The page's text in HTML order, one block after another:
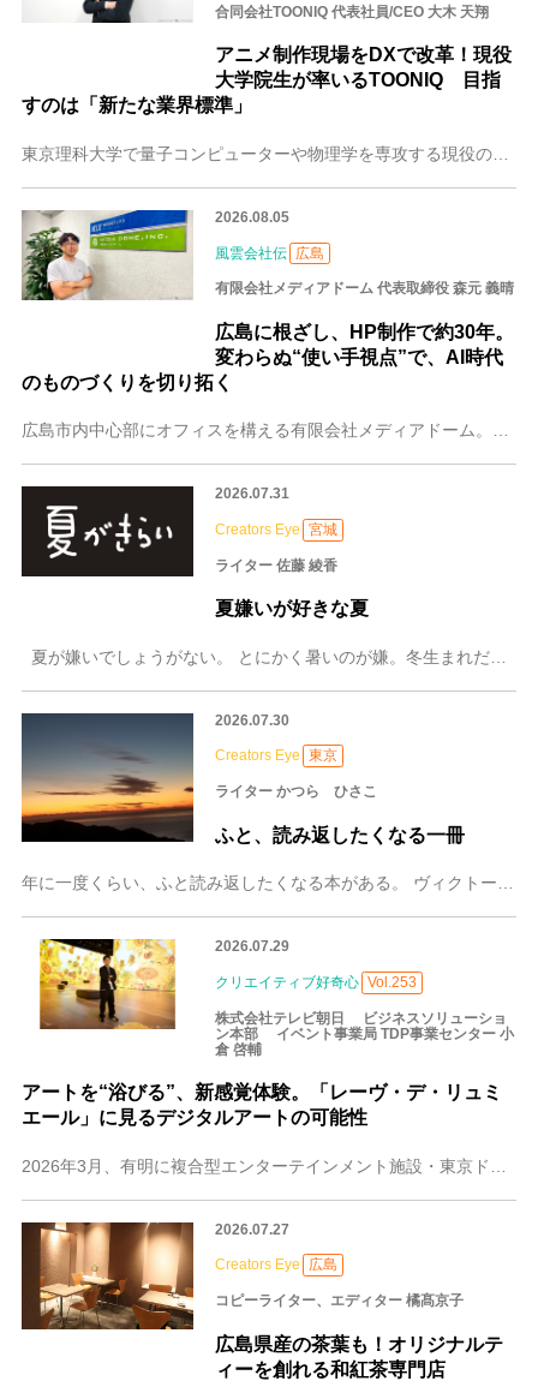
合同会社TOONIQ 代表社員/CEO 大木 天翔
アニメ制作現場をDXで改革！現役
大学院生が率いるTOONIQ 目指
すのは「新たな業界標準」
東京理科大学で量子コンピューターや物理学を専攻する現役の大学院生でありながら、合同会社TOONIQを創業した大木 天翔（おおき たかと）さん。大木さんが目指した
2026.08.05
風雲会社伝 広島
有限会社メディアドーム 代表取締役 森元 義晴
広島に根ざし、HP制作で約30年。
変わらぬ“使い手視点”で、AI時代
のものづくりを切り拓く
広島市内中心部にオフィスを構える有限会社メディアドーム。親会社である株式会社ミックスとともに、設立から約30年にわたってホームページ制作などを手がけ、地域企業の
2026.07.31
Creators Eye 宮城
ライター 佐藤 綾香
夏嫌いが好きな夏
夏が嫌いでしょうがない。 とにかく暑いのが嫌。冬生まれだからか、暑さというものに耐性がない。さらにここ最近の夏の暑さときたら殺人級だ。夏なんてなく
2026.07.30
Creators Eye 東京
ライター かつら ひさこ
ふと、読み返したくなる一冊
年に一度くらい、ふと読み返したくなる本がある。 ヴィクトール・E・フランクルの『夜と霧』。今さら私が語るまでもない、世界的な名著だ。 私がきちんとこの本を読んだ
2026.07.29
クリエイティブ好奇心 Vol.253
株式会社テレビ朝日 ビジネスソリューショ
ン本部 イベント事業局 TDP事業センター 小
倉 啓輔
アートを“浴びる”、新感覚体験。「レーヴ・デ・リュミ
エール」に見るデジタルアートの可能性
2026.07.27
Creators Eye 広島
コピーライター、エディター 橘髙京子
広島県産の茶葉も！オリジナルテ
ィーを創れる和紅茶専門店